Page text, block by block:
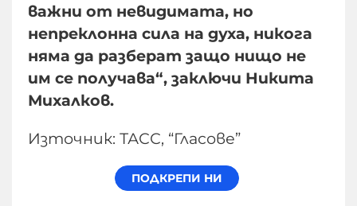
важни от невидимата, но
непреклонна сила на духа, никога
няма да разберат защо нищо не
им се получава“, заключи Никита
Михалков.
Източник: ТАСС, “Гласове”